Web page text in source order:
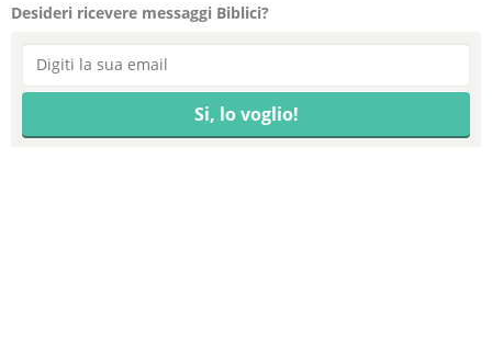
Desideri ricevere messaggi Biblici?